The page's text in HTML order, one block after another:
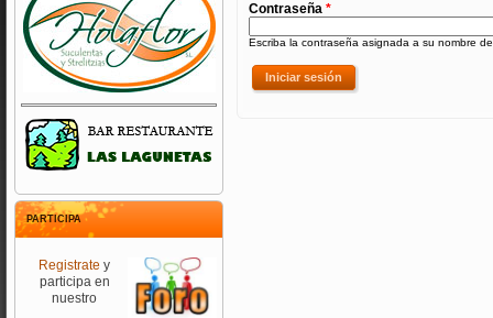
PARTICIPA
Registrate y
participa en
nuestro
Contraseña *
Escriba la contraseña asignada a su nombre